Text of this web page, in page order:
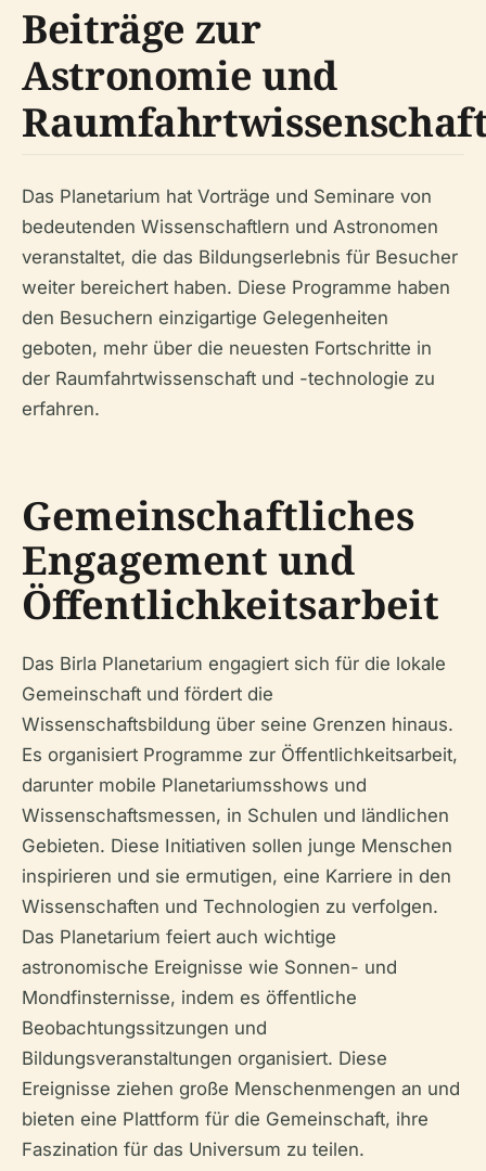
Beiträge zur
Astronomie und
Das Planetarium hat Vorträge und Seminare von
bedeutenden Wissenschaftlern und Astronomen
veranstaltet, die das Bildungserlebnis für Besucher
weiter bereichert haben. Diese Programme haben
den Besuchern einzigartige Gelegenheiten
geboten, mehr über die neuesten Fortschritte in
der Raumfahrtwissenschaft und -technologie zu
erfahren.
Gemeinschaftliches
Engagement und
Öffentlichkeitsarbeit
Das Birla Planetarium engagiert sich für die lokale
Gemeinschaft und fördert die
Wissenschaftsbildung über seine Grenzen hinaus.
Es organisiert Programme zur Öffentlichkeitsarbeit,
darunter mobile Planetariumsshows und
Wissenschaftsmessen, in Schulen und ländlichen
Gebieten. Diese Initiativen sollen junge Menschen
inspirieren und sie ermutigen, eine Karriere in den
Wissenschaften und Technologien zu verfolgen.
Das Planetarium feiert auch wichtige
astronomische Ereignisse wie Sonnen- und
Mondfinsternisse, indem es öffentliche
Beobachtungssitzungen und
Bildungsveranstaltungen organisiert. Diese
Ereignisse ziehen große Menschenmengen an und
bieten eine Plattform für die Gemeinschaft, ihre
Faszination für das Universum zu teilen.